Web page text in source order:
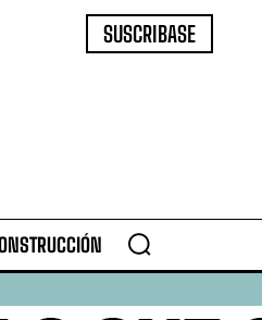
SUSCRIBASE